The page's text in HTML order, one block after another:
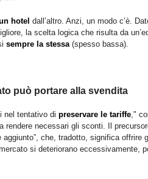
hotel dall’altro. Anzi, un modo c’è.
la scelta logica che risulta da
sempre la stessa(spesso bassa).
può portare alla svendita
nel tentativo di preservare le tariffe,"
necessari gli sconti. Il
che, tradotto, significa offrire
si deteriorano eccessivamente,